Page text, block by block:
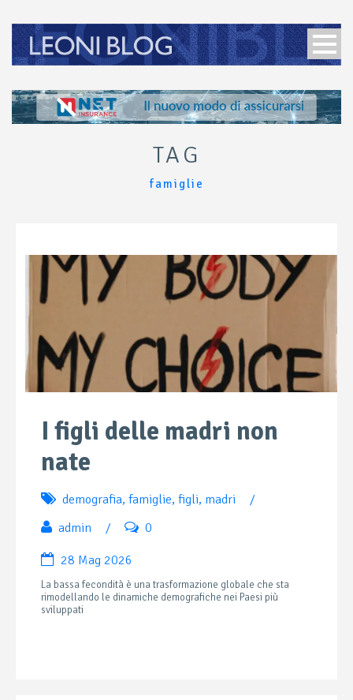
TAG
famiglie
I figli delle madri non
nate
demografia, famiglie, figli, madri
/
admin
/ 0
28 Mag 2026
La bassa fecondità è una trasformazione globale che sta
rimodellando le dinamiche demografiche nei Paesi più
sviluppati